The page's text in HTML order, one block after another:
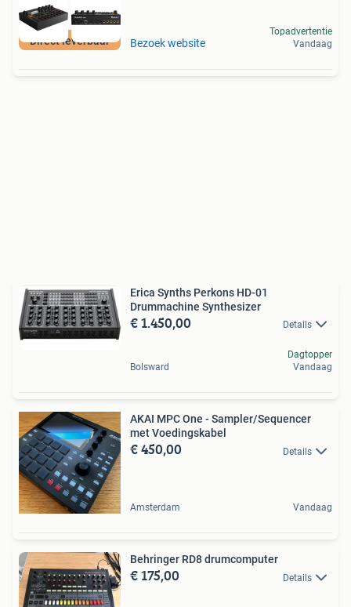
Direct leverbaar Bezoek website
Topadvertentie
Vandaag
Erica Synths Perkons HD-01
Drummachine Synthesizer
€ 1.450,00 Details
Bolsward
Dagtopper
Vandaag
AKAI MPC One - Sampler/Sequencer
met Voedingskabel
€ 450,00 Details
Amsterdam Vandaag
Behringer RD8 drumcomputer
€ 175,00 Details